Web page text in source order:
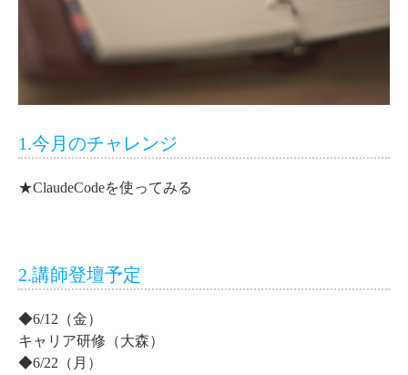
1.今月のチャレンジ
★ClaudeCodeを使ってみる
2.講師登壇予定
◆6/12（金）
キャリア研修（大森）
◆6/22（月）